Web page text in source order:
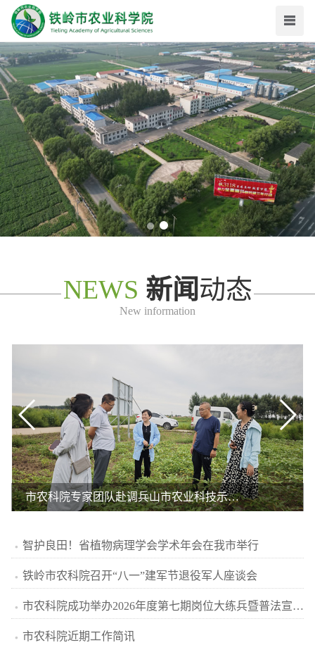
NEWS 新闻动态
New information
深化交流 共促发展——铁岭市农科院赴通辽市农牧业科学院考察交流
智护良田！省植物病理学会学术年会在我市举行
铁岭市农科院召开“八一”建军节退役军人座谈会
市农科院成功举办2026年度第七期岗位大练兵暨普法宣传活动
市农科院近期工作简讯